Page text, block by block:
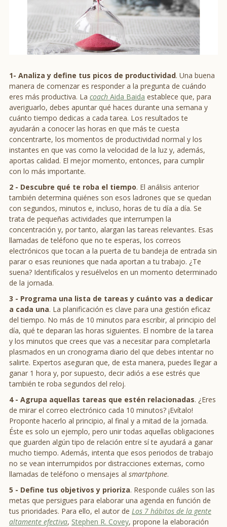
1- Analiza y define tus picos de productividad. Una buena
manera de comenzar es responder a la pregunta de cuándo
eres más productiva. La coach Aida Baida establece que, para
averiguarlo, debes apuntar qué haces durante una semana y
cuánto tiempo dedicas a cada tarea. Los resultados te
ayudarán a conocer las horas en que más te cuesta
concentrarte, los momentos de productividad normal y los
instantes en que vas como la velocidad de la luz y, además,
aportas calidad. El mejor momento, entonces, para cumplir
con lo más importante.
2 - Descubre qué te roba el tiempo. El análisis anterior
también determina quiénes son esos ladrones que se quedan
con segundos, minutos e, incluso, horas de tu día a día. Se
trata de pequeñas actividades que interrumpen la
concentración y, por tanto, alargan las tareas relevantes. Esas
llamadas de teléfono que no te esperas, los correos
electrónicos que tocan a la puerta de tu bandeja de entrada sin
parar o esas reuniones que nada aportan a tu trabajo. ¿Te
suena? Identifícalos y resuélvelos en un momento determinado
de la jornada.
3 - Programa una lista de tareas y cuánto vas a dedicar
a cada una. La planificación es clave para una gestión eficaz
del tiempo. No más de 10 minutos para escribir, al principio del
día, qué te deparan las horas siguientes. El nombre de la tarea
y los minutos que crees que vas a necesitar para completarla
plasmados en un cronograma diario del que debes intentar no
salirte. Expertos aseguran que, de esta manera, puedes llegar a
ganar 1 hora y, por supuesto, decir adiós a ese estrés que
también te roba segundos del reloj.
4 - Agrupa aquellas tareas que estén relacionadas. ¿Eres
de mirar el correo electrónico cada 10 minutos? ¡Evítalo!
Proponte hacerlo al principio, al final y a mitad de la jornada.
Éste es solo un ejemplo, pero unir todas aquellas obligaciones
que guarden algún tipo de relación entre sí te ayudará a ganar
mucho tiempo. Además, intenta que esos periodos de trabajo
no se vean interrumpidos por distracciones externas, como
llamadas de teléfono o mensajes al smartphone.
5 - Define tus objetivos y prioriza. Responde cuáles son las
metas que persigues para elaborar una agenda en función de
tus prioridades. Para ello, el autor de Los 7 hábitos de la gente
altamente efectiva, Stephen R. Covey, propone la elaboración